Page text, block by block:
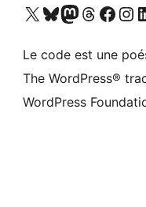
Visitez notre compte X (précédemment Twitter)
Visiter notre compte Bluesky
Visiter notre compte
Visiter notre compte
Consulter notre
Le code est une
The WordPress®
WordPress